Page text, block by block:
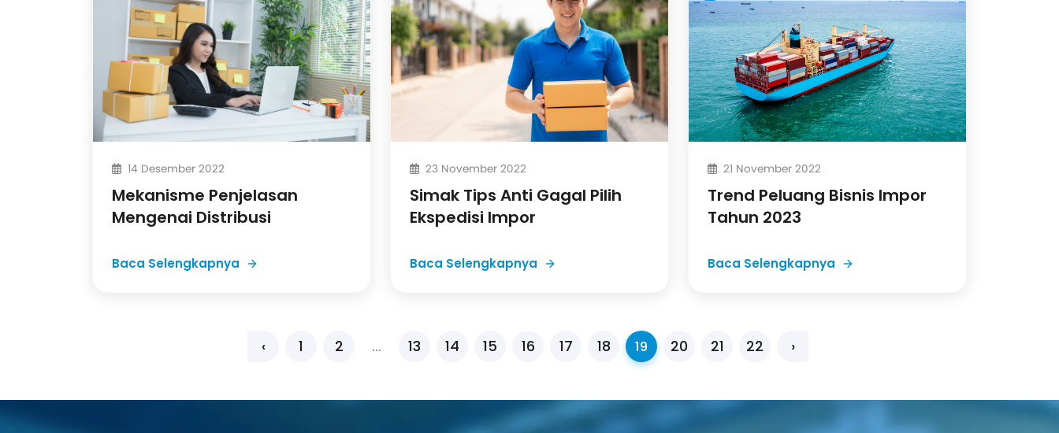
14 Desember 2022
Mekanisme Penjelasan
Mengenai Distribusi
Baca Selengkapnya
23 November 2022
Simak Tips Anti Gagal Pilih
Ekspedisi Impor
Baca Selengkapnya
21 November 2022
Trend Peluang Bisnis Impor
Tahun 2023
Baca Selengkapnya
‹ 1 2 ... 13 14 15 16 17 18 19 20 21 22 ›